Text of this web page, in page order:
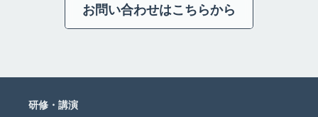
お問い合わせはこちらから
研修・講演